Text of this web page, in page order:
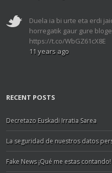
Duela ia bi urte eta erdi
horregatik gaur gure
https://t.co/WbGZ61cX8E
11 years ago
RECENT POSTS
Decretazo Euskadi Irratia Sarea
La seguridad de nuestros datos
Fake News ¡Qué me estas contando!